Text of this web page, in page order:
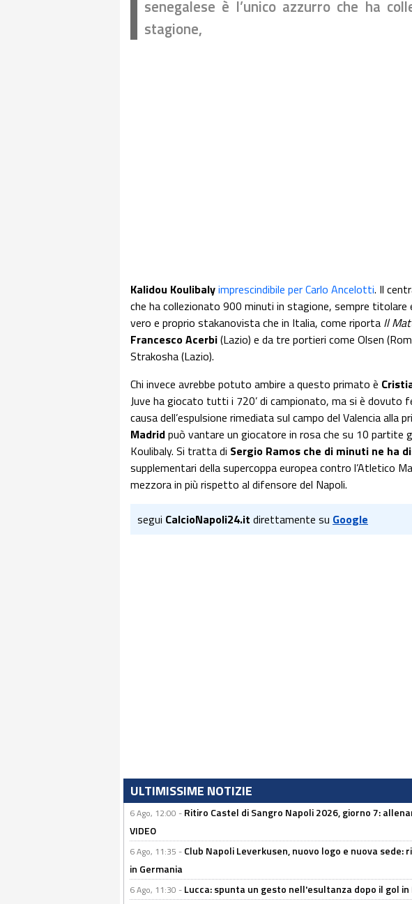
senegalese è l’unico azzurro che ha
stagione,
Kalidou Koulibalyimprescindibile per Carlo Ancelotti. Il
che ha collezionato 900 minuti in stagione, sempre
vero e proprio stakanovista che in Italia, come riporta Il
Francesco Acerbi(Lazio) e da tre portieri come Olsen
Strakosha (Lazio).
Chi invece avrebbe potuto ambire a questo primato è
Juve ha giocato tutti i 720’ di campionato, ma si è dovuto
causa dell’espulsione rimediata sul campo del Valencia alla
Madridpuò vantare un giocatore in rosa che su 10 partite
Koulibaly. Si tratta di Sergio Ramos che di minuti ne ha
supplementari della supercoppa europea contro l’Atletico
mezzora in più rispetto al difensore del Napoli.
segui CalcioNapoli24.it direttamente su Google
ULTIMISSIME NOTIZIE
6 Ago, 12:00 - Ritiro Castel di Sangro Napoli 2026, giorno 7:
VIDEO
6 Ago, 11:35 - Club Napoli Leverkusen, nuovo logo e nuova
in Germania
6 Ago, 11:30 - Lucca: spunta un gesto nell'esultanza dopo il gol